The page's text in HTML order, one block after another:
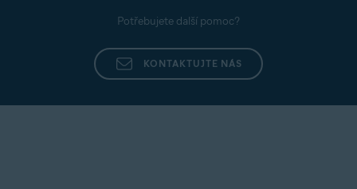
Potřebujete další pomoc?
KONTAKTUJTE NÁS